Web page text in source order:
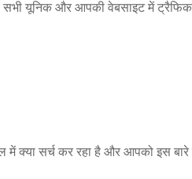
यूनिक और आपकी वेबसाइट में ट्रैफिक
क्या सर्च कर रहा है और आपको इस बारे